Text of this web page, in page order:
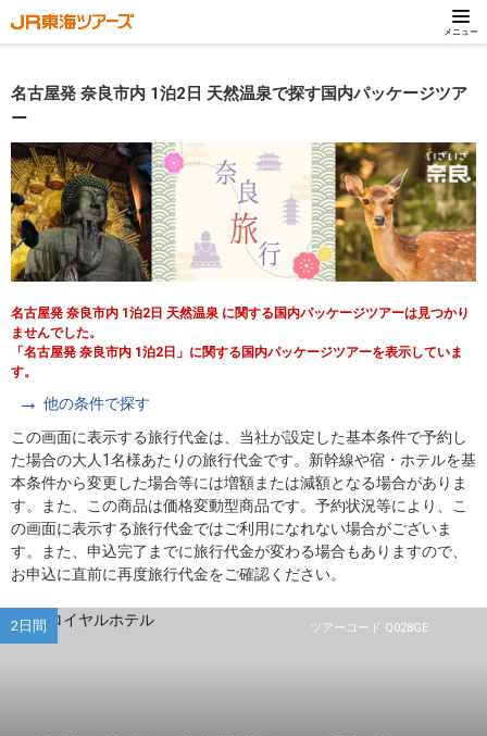
メニュー
名古屋発 奈良市内 1泊2日 天然温泉で探す国内パッケージツア
ー
名古屋発 奈良市内 1泊2日 天然温泉 に関する国内パッケージツアーは見つかり
ませんでした。
「名古屋発 奈良市内 1泊2日」に関する国内パッケージツアーを表示していま
す。
他の条件で探す
この画面に表示する旅行代金は、当社が設定した基本条件で予約し
た場合の大人1名様あたりの旅行代金です。新幹線や宿・ホテルを基
本条件から変更した場合等には増額または減額となる場合がありま
す。また、この商品は価格変動型商品です。予約状況等により、こ
の画面に表示する旅行代金ではご利用になれない場合がございま
す。また、申込完了までに旅行代金が変わる場合もありますので、
お申込に直前に再度旅行代金をご確認ください。
ツアーコード Q028GE
2日間